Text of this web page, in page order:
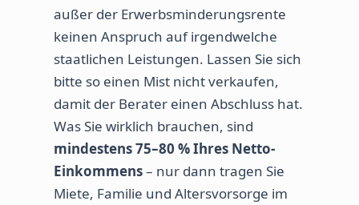
außer der Erwerbsminderungsrente
keinen Anspruch auf irgendwelche
staatlichen Leistungen. Lassen Sie sich
bitte so einen Mist nicht verkaufen,
damit der Berater einen Abschluss hat.
Was Sie wirklich brauchen, sind
mindestens 75–80 % Ihres Netto-
Einkommens– nur dann tragen Sie
Miete, Familie und Altersvorsorge im